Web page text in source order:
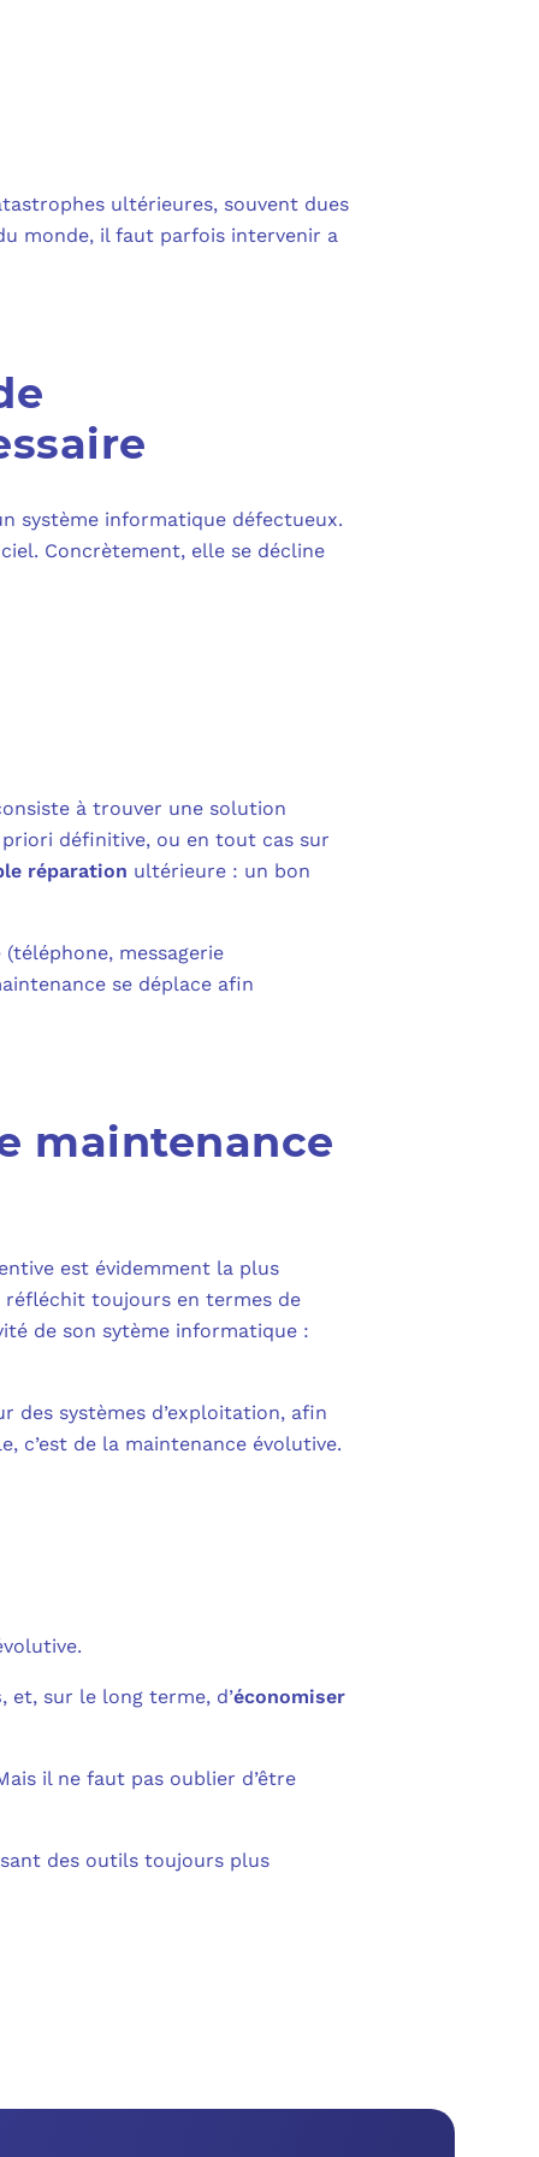
ultérieures, souvent dues
monde, il faut parfois intervenir a
système informatique défectueux.
Concrètement, elle se décline
à trouver une solution
définitive, ou en tout cas sur
réparation ultérieure : un bon
messagerie
se déplace afin
maintenance
est évidemment la plus
réfléchit toujours en termes de
de son sytème informatique :
des systèmes d’exploitation, afin
c’est de la maintenance évolutive.
, et, sur le long terme, d’économiser
il ne faut pas oublier d’être
des outils toujours plus